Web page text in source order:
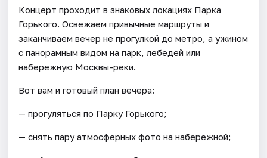
Концерт проходит в знаковых локациях Парка
Горького. Освежаем привычные маршруты и
заканчиваем вечер не прогулкой до метро, а ужином
с панорамным видом на парк, лебедей или
набережную Москвы-реки.
Вот вам и готовый план вечера:
— прогуляться по Парку Горького;
— снять пару атмосферных фото на набережной;